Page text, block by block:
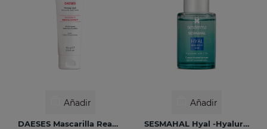
Añadir
DAESES Mascarilla Reafirmante
Añadir
SESMAHAL Hyal -Hyaluronic Acid 2.5%